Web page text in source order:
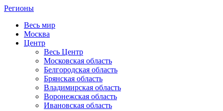
Регионы
Весь мир
Москва
Центр
Весь Центр
Московская область
Белгородская область
Брянская область
Владимирская область
Воронежская область
Ивановская область